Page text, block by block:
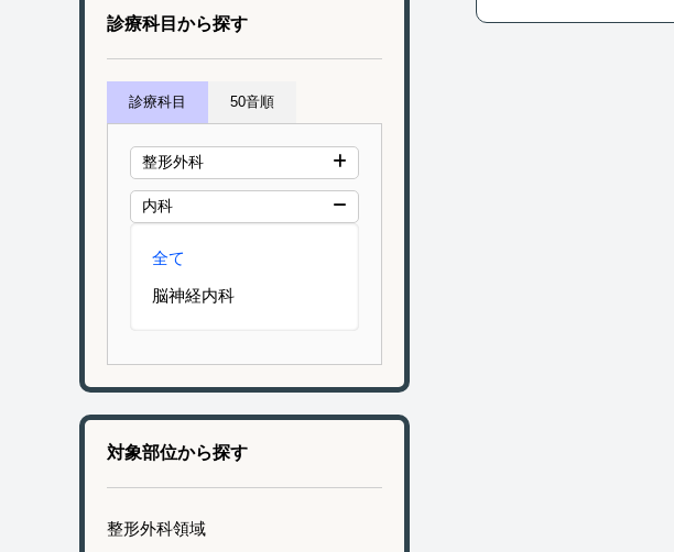
診療科目から探す
診療科目 50音順
整形外科
内科
全て
脳神経内科
対象部位から探す
整形外科領域